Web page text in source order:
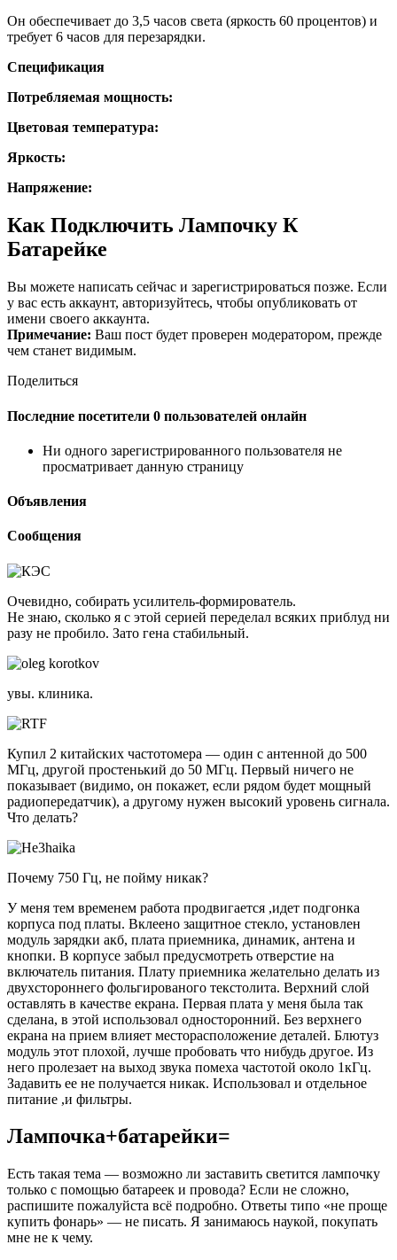
Он обеспечивает до 3,5 часов света (яркость 60 процентов) и
требует 6 часов для перезарядки.
Спецификация
Потребляемая мощность:
Цветовая температура:
Яркость:
Напряжение:
Как Подключить Лампочку К
Батарейке
Вы можете написать сейчас и зарегистрироваться позже. Если
у вас есть аккаунт, авторизуйтесь, чтобы опубликовать от
имени своего аккаунта.
Примечание: Ваш пост будет проверен модератором, прежде
чем станет видимым.
Поделиться
Последние посетители 0 пользователей онлайн
Ни одного зарегистрированного пользователя не
просматривает данную страницу
Объявления
Сообщения
Очевидно, собирать усилитель-формирователь.
Не знаю, сколько я с этой серией переделал всяких приблуд ни
разу не пробило. Зато гена стабильный.
увы. клиника.
Купил 2 китайских частотомера — один с антенной до 500
МГц, другой простенький до 50 МГц. Первый ничего не
показывает (видимо, он покажет, если рядом будет мощный
радиопередатчик), а другому нужен высокий уровень сигнала.
Что делать?
Почему 750 Гц, не пойму никак?
У меня тем временем работа продвигается ,идет подгонка
корпуса под платы. Вклеено защитное стекло, установлен
модуль зарядки акб, плата приемника, динамик, антена и
кнопки. В корпусе забыл предусмотреть отверстие на
включатель питания. Плату приемника желательно делать из
двухстороннего фольгированого текстолита. Верхний слой
оставлять в качестве екрана. Первая плата у меня была так
сделана, в этой использовал односторонний. Без верхнего
екрана на прием влияет месторасположение деталей. Блютуз
модуль этот плохой, лучше пробовать что нибудь другое. Из
него пролезает на выход звука помеха частотой около 1кГц.
Задавить ее не получается никак. Использовал и отдельное
питание ,и фильтры.
Лампочка+батарейки=
Есть такая тема — возможно ли заставить светится лампочку
только с помощью батареек и провода? Если не сложно,
распишите пожалуйста всё подробно. Ответы типо «не проще
купить фонарь» — не писать. Я занимаюсь наукой, покупать
мне не к чему.